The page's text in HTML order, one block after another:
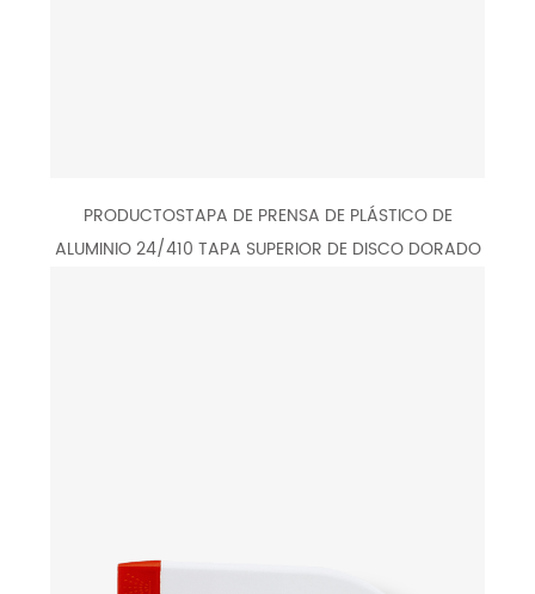
PRODUCTOSTAPA DE PRENSA DE PLÁSTICO DE
ALUMINIO 24/410 TAPA SUPERIOR DE DISCO DORADO